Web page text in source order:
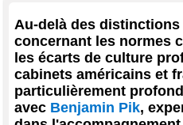
Au-delà des
concernant les normes
les écarts de culture
cabinets américains et
particulièrement
avec Benjamin Pik,